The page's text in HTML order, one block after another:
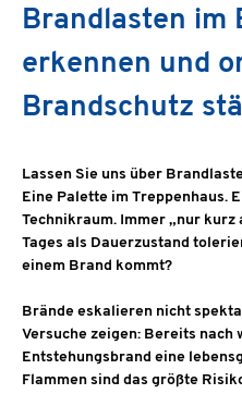
Brandlasten im
erkennen und
Brandschutz
Lassen Sie uns über
Eine Palette im Treppenhaus.
Technikraum. Immer „nur kurz
Tages als Dauerzustand
einem Brand kommt?
Brände eskalieren nicht
Versuche zeigen: Bereits nach
Entstehungsbrand eine
Flammen sind das größte